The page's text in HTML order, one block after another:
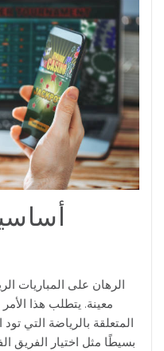
الرهان على المباريات
معينة. يتطلب هذا
المتعلقة بالرياضة التي
بسيطًا مثل اختيار الفريق